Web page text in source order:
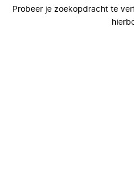
Probeer je zoekopdracht te